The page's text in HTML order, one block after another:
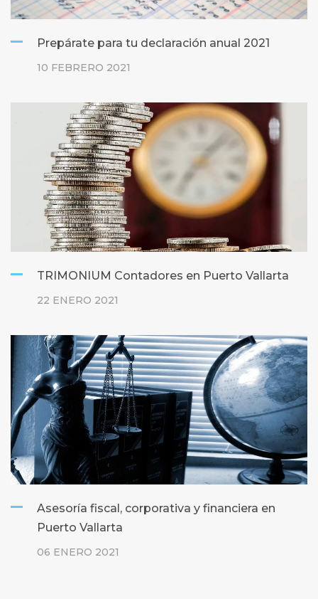
Prepárate para tu declaración anual 2021
10 FEBRERO 2021
TRIMONIUM Contadores en Puerto Vallarta
22 ENERO 2021
Asesoría fiscal, corporativa y financiera en
Puerto Vallarta
06 ENERO 2021